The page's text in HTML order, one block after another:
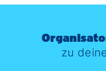
zu